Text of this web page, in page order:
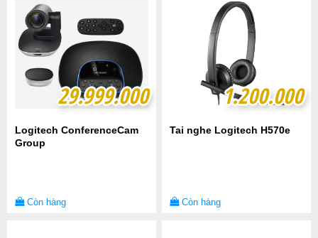
29.999.000
29.999.000
Logitech ConferenceCam
Group
Còn hàng
1.200.000
1.200.000
Tai nghe Logitech H570e
Còn hàng